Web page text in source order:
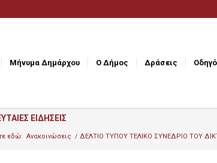
Μήνυμα Δημάρχου Ο Δήμος Δράσεις
ΕΙΔΗΣΕΙΣ
εδώ: Ανακοινώσεις / ΔΕΛΤΙΟ ΤΥΠΟΥ ΤΕΛΙΚΟ ΣΥΝΕΔΡΙΟ ΤΟΥ